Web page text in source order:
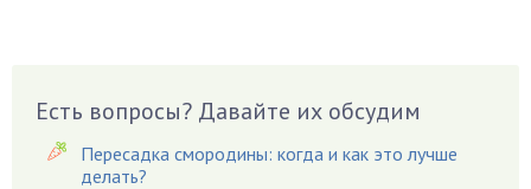
Вешенки
Виноград
Есть вопросы? Давайте их обсудим
Пересадка смородины: когда и как это лучше
делать?